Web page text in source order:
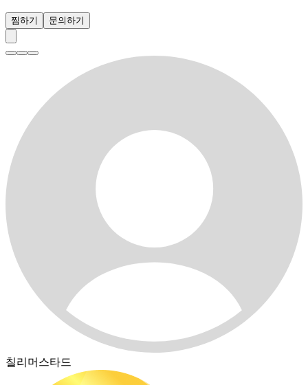
찜하기 문의하기
칠리머스타드